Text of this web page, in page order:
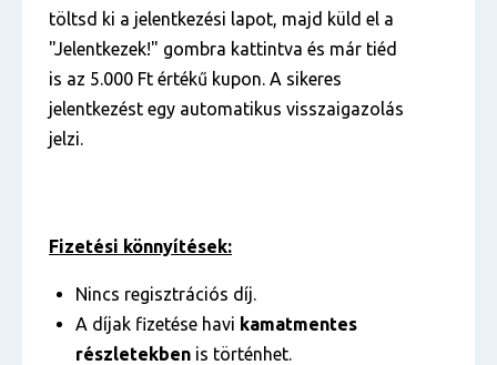
töltsd ki a jelentkezési lapot, majd küld el a
"Jelentkezek!" gombra kattintva és már tiéd
is az 5.000 Ft értékű kupon. A sikeres
jelentkezést egy automatikus visszaigazolás
jelzi.
Fizetési könnyítések:
Nincs regisztrációs díj.
A díjak fizetése havi kamatmentes
részletekben is történhet.